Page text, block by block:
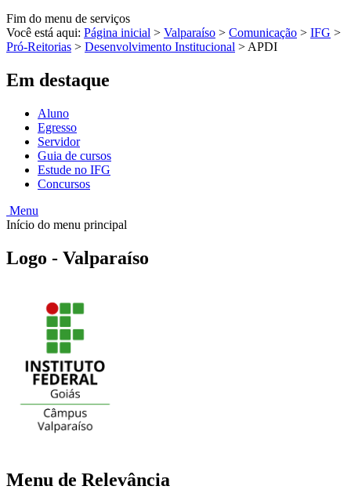
Fim do menu de serviços
Você está aqui: Página inicial > Valparaíso > Comunicação > IFG >
Pró-Reitorias > Desenvolvimento Institucional >APDI
Em destaque
Aluno
Egresso
Servidor
Guia de cursos
Estude no IFG
Concursos
Menu
Início do menu principal
Logo - Valparaíso
Menu de Relevância